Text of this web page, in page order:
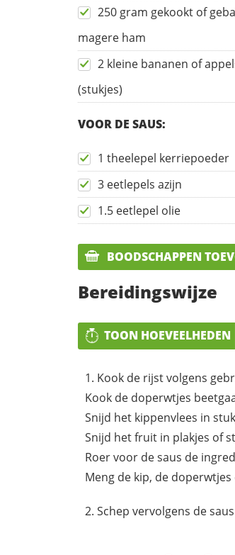
250 gram gekookt of
magere ham
2 kleine bananen of
(stukjes)
VOOR DE SAUS:
1 theelepel kerriepoeder
3 eetlepels azijn
1.5 eetlepel olie
BOODSCHAPPEN
Bereidingswijze
TOON HOEVEELHEDEN
Kook de rijst volgens
Kook de doperwtjes
Snijd het kippenvlees in
Snijd het fruit in plakjes of
Roer voor de saus de
Meng de kip, de
Schep vervolgens de